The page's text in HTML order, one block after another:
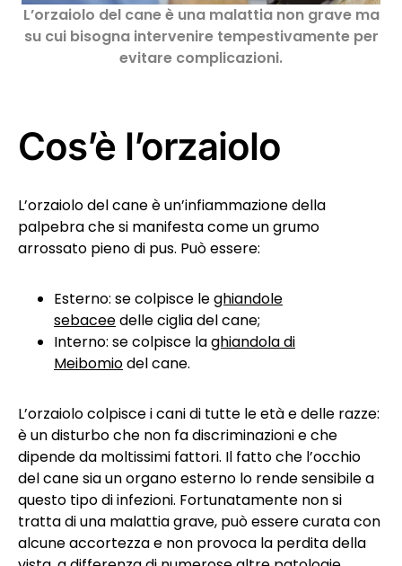
L’orzaiolo del cane è una malattia non grave ma
su cui bisogna intervenire tempestivamente per
evitare complicazioni.
Cos’è l’orzaiolo
L’orzaiolo del cane è un’infiammazione della
palpebra che si manifesta come un grumo
arrossato pieno di pus. Può essere:
Esterno: se colpisce leghiandole
sebaceedelle ciglia del cane;
Interno: se colpisce laghiandola di
Meibomiodel cane.
L’orzaiolo colpisce i cani di tutte le età e delle razze:
è un disturbo che non fa discriminazioni e che
dipende da moltissimi fattori. Il fatto che l’occhio
del cane sia un organo esterno lo rende sensibile a
questo tipo di infezioni. Fortunatamente non si
tratta di una malattia grave, può essere curata con
alcune accortezza e non provoca la perdita della